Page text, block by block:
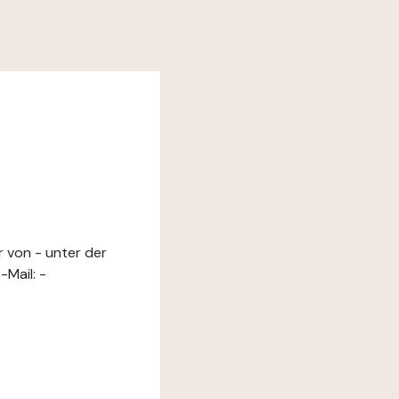
von - unter der
Mail: -